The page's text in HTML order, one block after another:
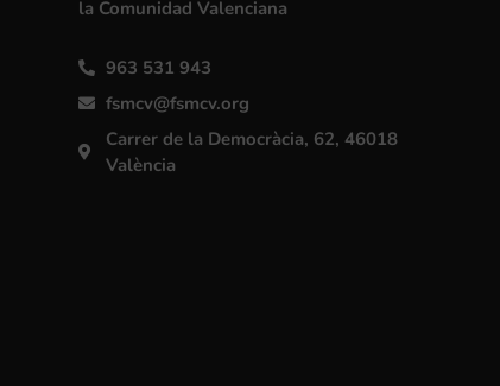
la Comunidad Valenciana
963 531 943
fsmcv@fsmcv.org
Carrer de la Democràcia, 62, 46018
València